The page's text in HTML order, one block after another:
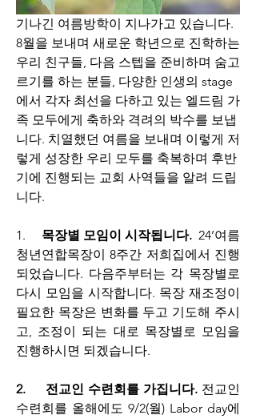
기나긴 여름방학이 지나가고 있습니다.
8월을 보내며 새로운 학년으로 진학하는
우리 친구들, 다음 스텝을 준비하며 숨고
르기를 하는 분들, 다양한 인생의 stage
에서 각자 최선을 다하고 있는 엘드림 가
족 모두에게 축하와 격려의 박수를 보냅
니다. 치열했던 여름을 보내며 이렇게 저
렇게 성장한 우리 모두를 축복하며 후반
기에 진행되는 교회 사역들을 알려 드립
니다.
1. 목장별 모임이 시작됩니다.
  24’여름
청년연합목장이 8주간 저희집에서 진행
되었습니다. 다음주부터는 각 목장별로
다시 모임을 시작합니다. 목장 재조정이
필요한 목장은 변화를 두고 기도해 주시
고, 조정이 되는 대로 목장별로 모임을
진행하시면 되겠습니다.
2.     전교인 수련회를 가집니다. 전교인
수련회를 올해에도 9/2(월) Labor day에